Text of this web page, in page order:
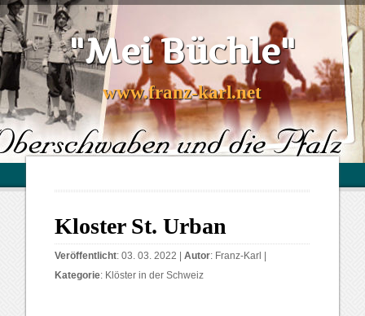
"Mei Büchle"
www.franz-karl.net
Kloster St. Urban
Veröffentlicht: 03. 03. 2022 |Autor: Franz-Karl
Kategorie: Klöster in der Schweiz